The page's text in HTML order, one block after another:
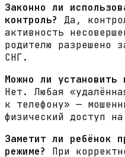
Законно ли
контроль?
Да,
активность
родителю разрешено
СНГ.
Можно ли установить
Нет. Любая
к телефону» —
физический доступ
Заметит ли ребёнок
режиме?
При